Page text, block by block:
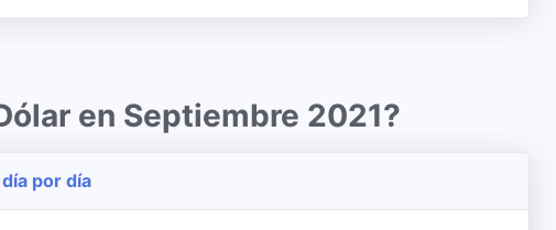
en Septiembre 2021?
por día